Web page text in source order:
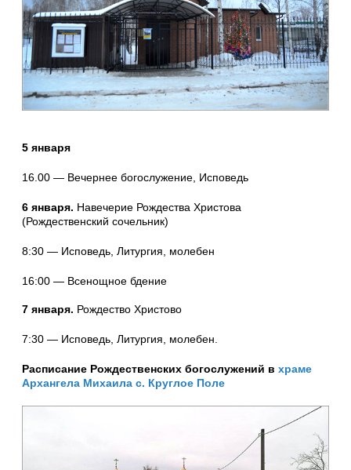
5 января
16.00 — Вечернее богослужение, Исповедь
6 января. Навечерие Рождества Христова
(Рождественский сочельник)
8:30 — Исповедь, Литургия, молебен
16:00 — Всенощное бдение
7 января. Рождество Христово
7:30 — Исповедь, Литургия, молебен.
Расписание Рождественских богослужений в храме
Архангела Михаила с. Круглое Поле